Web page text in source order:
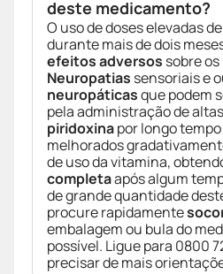
deste medicamento?
O uso de doses elevadas de
durante mais de dois
efeitos adversos sobre os
Neuropatias sensoriais e
neuropáticasque podem
pela administração de
piridoxinapor longo
melhorados
de uso da vitamina,
completaapós algum
de grande quantidade
procure rapidamente
embalagem ou bula do
possível. Ligue para 0800
precisar de mais